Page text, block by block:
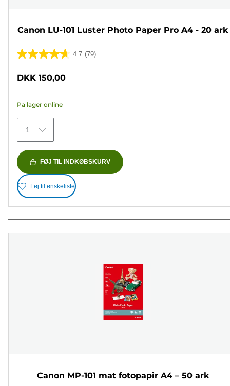
Canon LU-101 Luster Photo Paper Pro A4 - 20 ark
4.7 (79)
4.7
stjerner.
79
anmeldelser
DKK 150,00
På lager online
1
FØJ TIL INDKØBSKURV
Føj til ønskeliste
Canon MP-101 mat fotopapir A4 – 50 ark